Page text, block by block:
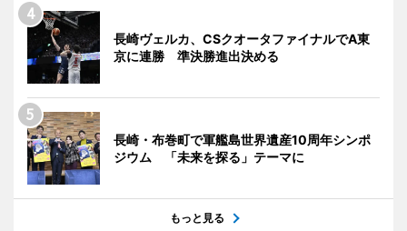
長崎ヴェルカ、CSクオータファイナルでA東
京に連勝 準決勝進出決める
長崎・布巻町で軍艦島世界遺産10周年シンポ
ジウム 「未来を探る」テーマに
もっと見る